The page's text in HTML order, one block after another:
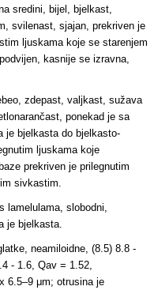
sredini, bijel, bjelkast,
svilenast, sjajan, prekriven je
ljuskama koje se starenjem
kasnije se izravna,
zdepast, valjkast, sužava
ponekad je sa
je bjelkasta do bjelkasto-
ljuskama koje
prekriven je prilegnutim
sivkastim.
lamelulama, slobodni,
je bjelkasta.
neamiloidne, (8.5) 8.8 -
- 1.6, Qav = 1.52,
6.5‒9 μm; otrusina je